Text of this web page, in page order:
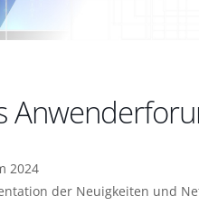
2024
der Neuigkeiten und